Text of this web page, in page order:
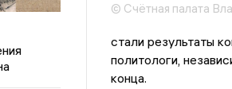
© Счётная палата
стали результаты
политологи,
конца.